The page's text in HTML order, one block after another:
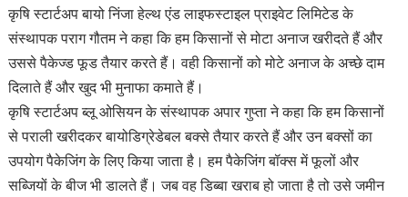
कृषि स्टार्टअप बायो निंजा हेल्थ एंड लाइफस्टाइल प्राइवेट लिमिटेड के
संस्थापक पराग गौतम ने कहा कि हम किसानों से मोटा अनाज खरीदते हैं और
उससे पैकेज्ड फूड तैयार करते हैं। वही किसानों को मोटे अनाज के अच्छे दाम
दिलाते हैं और खुद भी मुनाफा कमाते हैं।
कृषि स्टार्टअप ब्लू ओसियन के संस्थापक अपार गुप्ता ने कहा कि हम किसानों
से पराली खरीदकर बायोडिग्रेडेबल बक्से तैयार करते हैं और उन बक्सों का
उपयोग पैकेजिंग के लिए किया जाता है। हम पैकेजिंग बॉक्स में फूलों और
सब्जियों के बीज भी डालते हैं। जब वह डिब्बा खराब हो जाता है तो उसे जमीन